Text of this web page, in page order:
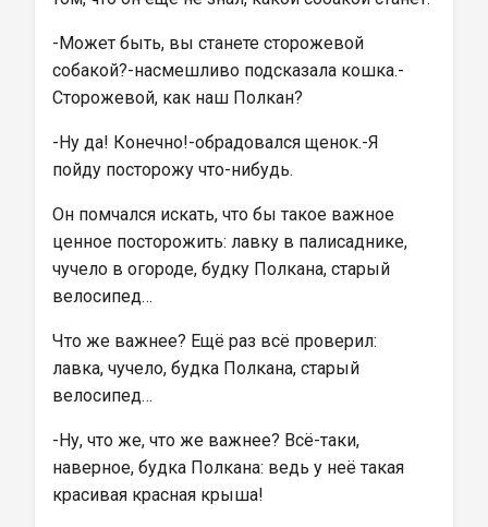
-Может быть, вы станете сторожевой
собакой?-насмешливо подсказала кошка.-
Сторожевой, как наш Полкан?
-Ну да! Конечно!-обрадовался щенок.-Я
пойду посторожу что-нибудь.
Он помчался искать, что бы такое важное
ценное посторожить: лавку в палисаднике,
чучело в огороде, будку Полкана, старый
велосипед…
Что же важнее? Ещё раз всё проверил:
лавка, чучело, будка Полкана, старый
велосипед…
-Ну, что же, что же важнее? Всё-таки,
наверное, будка Полкана: ведь у неё такая
красивая красная крыша!